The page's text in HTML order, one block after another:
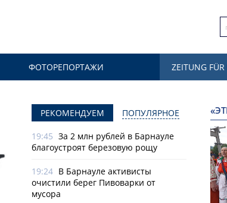
ФОТОРЕПОРТАЖИ ZEITUNG FÜR
РЕКОМЕНДУЕМ ПОПУЛЯРНОЕ
19:45 За 2 млн рублей в Барнауле
благоустроят березовую рощу
19:24 В Барнауле активисты
очистили берег Пивоварки от
мусора